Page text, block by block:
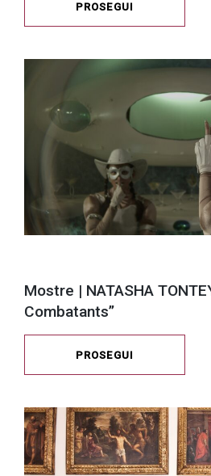
PROSEGUI
Mostre | NATASHA
Combatants”
PROSEGUI